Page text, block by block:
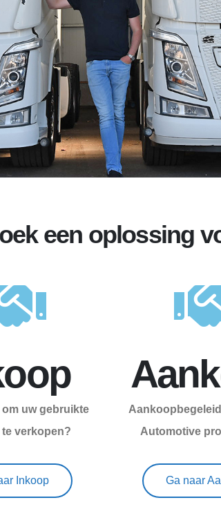
een oplossing
uw gebruikte
te verkopen?
Inkoop
Automotive
Ga naar